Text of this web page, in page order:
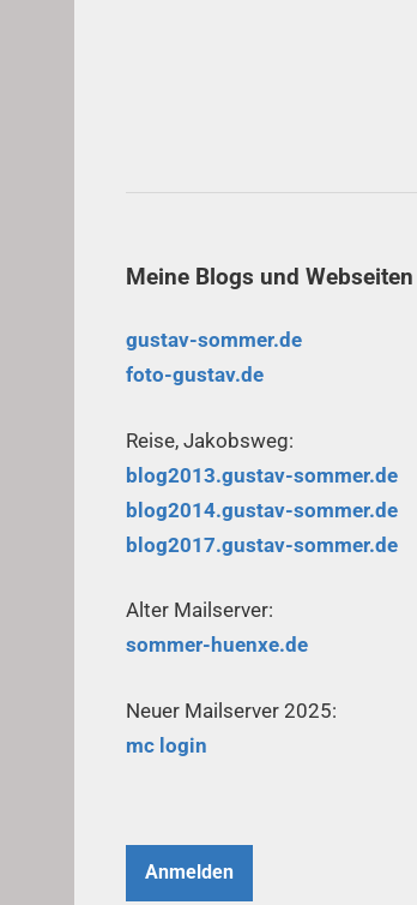
Meine Blogs und Webseiten
gustav-sommer.de
foto-gustav.de
Reise, Jakobsweg:
blog2013.gustav-sommer.de
blog2014.gustav-sommer.de
blog2017.gustav-sommer.de
Alter Mailserver:
sommer-huenxe.de
Neuer Mailserver 2025:
mc login
Anmelden